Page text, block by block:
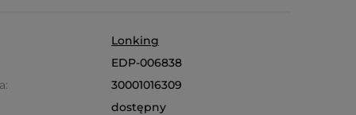
Lonking
EDP-006838
30001016309
dostępny